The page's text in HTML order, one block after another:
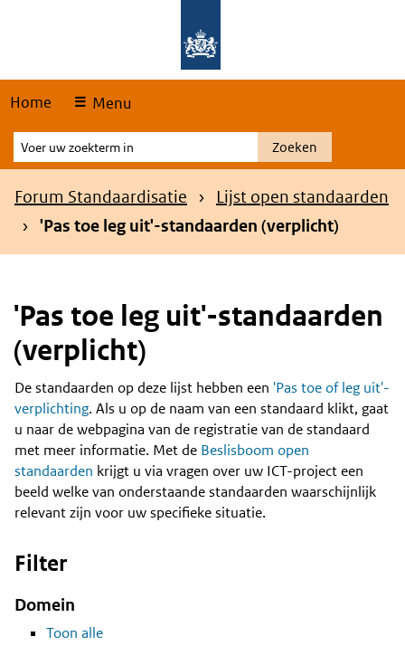
Home Menu
Voer
uw
zoekterm
Zoeken
Kruimelpad
Forum Standaardisatie
Lijst open standaarden
'Pas toe leg uit'-standaarden (verplicht)
'Pas toe leg uit'-standaarden
(verplicht)
Content
De standaarden op deze lijst hebben een 'Pas toe of leg uit'-
verplichting. Als u op de naam van een standaard klikt, gaat
u naar de webpagina van de registratie van de standaard
met meer informatie. Met de Beslisboom open
standaarden krijgt u via vragen over uw ICT-project een
beeld welke van onderstaande standaarden waarschijnlijk
relevant zijn voor uw specifieke situatie.
Filter
Domein
Toon alle